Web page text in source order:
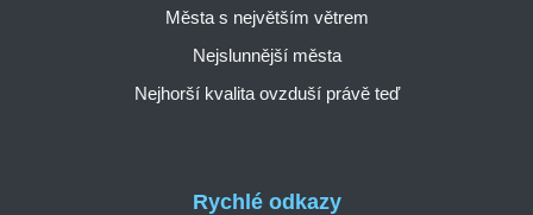
Rychlé odkazy
Města s největším větrem
Nejslunnější města
Nejhorší kvalita ovzduší právě teď